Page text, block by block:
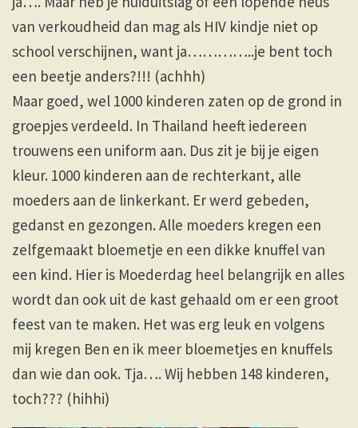
van verkoudheid dan mag als HIV kindje niet op
school verschijnen, want ja…………..je bent toch
een beetje anders?!!! (achhh)
Maar goed, wel 1000 kinderen zaten op de grond in
groepjes verdeeld. In Thailand heeft iedereen
trouwens een uniform aan. Dus zit je bij je eigen
kleur. 1000 kinderen aan de rechterkant, alle
moeders aan de linkerkant. Er werd gebeden,
gedanst en gezongen. Alle moeders kregen een
zelfgemaakt bloemetje en een dikke knuffel van
een kind. Hier is Moederdag heel belangrijk en alles
wordt dan ook uit de kast gehaald om er een groot
feest van te maken. Het was erg leuk en volgens
mij kregen Ben en ik meer bloemetjes en knuffels
dan wie dan ook. Tja…. Wij hebben 148 kinderen,
toch??? (hihhi)